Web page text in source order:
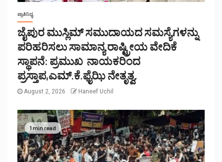
ಪ್ರಾತಿನಿಧ್ಯ
ಜೈಪುರ ಮುಸ್ಲಿಮ್ ಸಮುದಾಯದ ಸಮಸ್ಯೆಗಳನ್ನು
ಪರಿಹರಿಸಲು ಸಾಮಾನ್ಯ ರಾಷ್ಟ್ರೀಯ ವೇದಿಕೆ
ಸ್ಥಾಪನೆ: ಪ್ರಮುಖ ನಾಯಕರಿಂದ
ಪ್ರಸ್ತಾಪ,ಎಮ್.ಕೆ.ಫೈಝಿ ನೇತೃತ್ವ.
August 2, 2026 Haneef Uchil
1 min read